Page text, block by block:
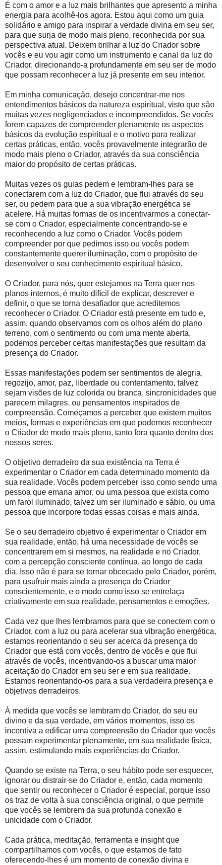
É com o amor e a luz mais brilhantes que apresento a minha
energia para acolhê-los agora. Estou aqui como um guia
solidário e amigo para inspirar a verdade divina em seu ser,
para que surja de modo mais pleno, reconhecida por sua
perspectiva atual. Deixem brilhar a luz do Criador sobre
vocês e eu vou agir como um instrumento e canal da luz do
Criador, direcionando-a profundamente em seu ser de modo
que possam reconhecer a luz já presente em seu interior.
Em minha comunicação, desejo concentrar-me nos
entendimentos básicos da natureza espiritual, visto que são
muitas vezes negligenciados e incompreendidos. Se vocês
forem capazes de compreender plenamente os aspectos
básicos da evolução espiritual e o motivo para realizar
certas práticas, então, vocês provavelmente integrarão de
modo mais pleno o Criador, através da sua consciência
maior do propósito de certas práticas.
Muitas vezes os guias pedem e lembram-lhes para se
conectarem com a luz do Criador, que flui através do seu
ser, ou pedem para que a sua vibração energética se
acelere. Há muitas formas de os incentivarmos a conectar-
se com o Criador, especialmente concentrando-se e
reconhecendo a luz como o Criador. Vocês podem
compreender por que pedimos isso ou vocês podem
constantemente querer iluminação, com o propósito de
desenvolver o seu conhecimento espiritual básico.
O Criador, para nós, quer estejamos na Terra quer nos
planos internos, é muito difícil de explicar, descrever e
definir, o que se torna desafiador que acreditemos
reconhecer o Criador. O Criador está presente em tudo e,
assim, quando observamos com os olhos além do plano
terreno, com o sentimento ou com uma mente aberta,
podemos perceber certas manifestações que resultam da
presença do Criador.
Essas manifestações podem ser sentimentos de alegria,
regozijo, amor, paz, liberdade ou contentamento, talvez
sejam visões de luz colorida ou branca, sincronicidades que
parecem milagres, ou pensamentos inspirados de
compreensão. Começamos a perceber que existem muitos
meios, formas e experiências em que podemos reconhecer
o Criador de modo mais pleno, tanto fora quanto dentro dos
nossos seres.
O objetivo derradeiro da sua existência na Terra é
experimentar o Criador em cada determinado momento da
sua realidade. Vocês podem perceber isso como sendo uma
pessoa que emana amor, ou uma pessoa que exista como
um farol iluminado, talvez um ser iluminado e sábio, ou uma
pessoa que incorpore todas essas coisas e mais ainda.
Se o seu derradeiro objetivo é experimentar o Criador em
sua realidade, então, há uma necessidade de vocês se
concentrarem em si mesmos, na realidade e no Criador,
com a percepção consciente contínua, ao longo de cada
dia. Isso não é para se tornar obcecado pelo Criador, porém,
para usufruir mais ainda a presença do Criador
conscientemente, e o modo como isso se entrelaça
criativamente em sua realidade, pensamentos e emoções.
Cada vez que lhes lembramos para que se conectem com o
Criador, com a luz ou para acelerar sua vibração energética,
estamos reorientando o seu ser acerca da presença do
Criador que está com vocês, dentro de vocês e que flui
através de vocês, incentivando-os a buscar uma maior
aceitação do Criador em seu ser e em sua realidade.
Estamos reorientando-os para a sua verdadeira presença e
objetivos derradeiros.
À medida que vocês se lembram do Criador, do seu eu
divino e da sua verdade, em vários momentos, isso os
incentiva a edificar uma compreensão do Criador que vocês
possam experimentar plenamente, em sua realidade física,
assim, estimulando mais experiências do Criador.
Quando se existe na Terra, o seu hábito pode ser esquecer,
ignorar ou distrair-se do Criador e, então, cada momento
que sentir ou reconhecer o Criador é especial, porque isso
os traz de volta à sua consciência original, o que permite
que vocês se lembrem da sua profunda conexão e
unicidade com o Criador.
Cada prática, meditação, ferramenta e insight que
compartilhamos com vocês, o que estamos de fato
oferecendo-lhes é um momento de conexão divina e